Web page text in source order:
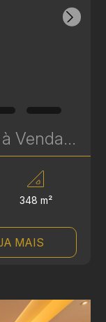
Cobertura com 3 Suítes à Venda no Infinity & Privilege - 348 m² - Ecoville | Ref. 1750
348 m²
MAIS